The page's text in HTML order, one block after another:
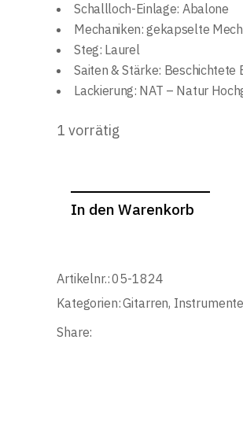
Schallloch-Einlage: Abalone
Mechaniken: gekapselte
Steg: Laurel
Saiten & Stärke: Beschichtete
Lackierung: NAT – Natur
1 vorrätig
In den Warenkorb
Artikelnr.:05-1824
Kategorien:Gitarren,
Share: